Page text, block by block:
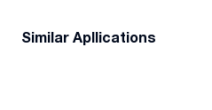
Similar Apllications